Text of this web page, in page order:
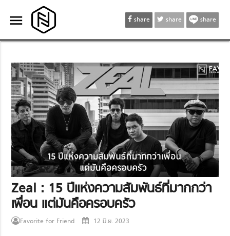
menu
menu share share share
Zeal : 15 ปีแห่งความสัมพันธ์ที่มากกว่า
เพื่อน แต่มันคือครอบครัว
Favorite for Friend 12 มิ.ย. 2023